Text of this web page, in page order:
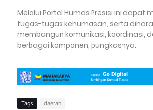
Melalui Portal Humas Presisi ini dapat
tugas-tugas kehumasan, serta
membangun komunikasi, koordinasi,
berbagai komponen, pungkasnya.
Tags daerah